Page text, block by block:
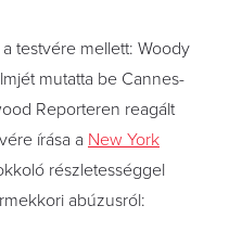
testvére mellett: Woody
mutatta be Cannes-
Reporteren reagált
írása a New York
részletességgel
abúzusról: